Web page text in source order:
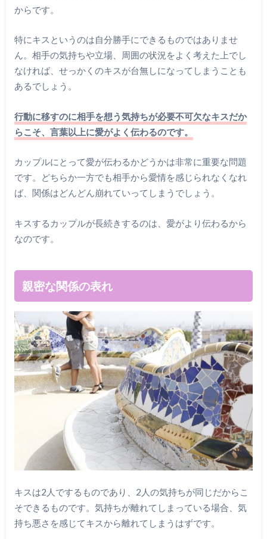
からです。
特にキスというのは自分勝手にできるものではありませ
ん。相手の気持ちや立場、周囲の状況をよく考えた上でし
なければ、せっかくのキスが台無しになってしまうことも
あるでしょう。
行動に移すのに相手を想う気持ちが必要不可欠なキスだか
らこそ、言葉以上に愛がよく伝わるのです。
カップルにとって愛が伝わるかどうかは非常に重要な問題
です。どちらか一方でも相手から愛情を感じられなくなれ
ば、関係はどんどん崩れていってしまうでしょう。
キスするカップルが長続きするのは、愛がより伝わるから
なのです。
親密な関係の表れ
キスは2人でするものであり、2人の気持ちが同じだからこ
そできるものです。気持ちが離れてしまっている場合、気
持ち悪さを感じてキスから離れてしまうはずです。